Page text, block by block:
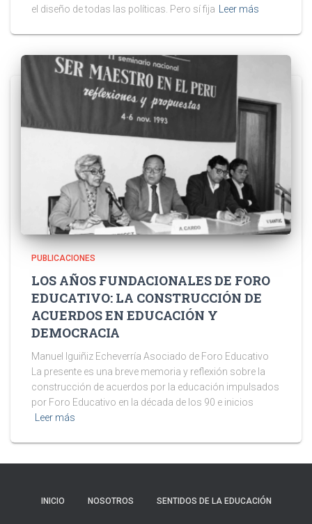
el diseño de todas las políticas. Pero sí fija
Leer más
PUBLICACIONES
LOS AÑOS FUNDACIONALES DE FORO
EDUCATIVO: LA CONSTRUCCIÓN DE
ACUERDOS EN EDUCACIÓN Y
DEMOCRACIA
Manuel Iguiñiz Echeverría Asociado de Foro Educativo
La presente es una breve memoria y reflexión sobre la
construcción de acuerdos por la educación impulsados
por Foro Educativo en la década de los 90 e inicios
Leer más
INICIO NOSOTROS SENTIDOS DE LA EDUCACIÓN